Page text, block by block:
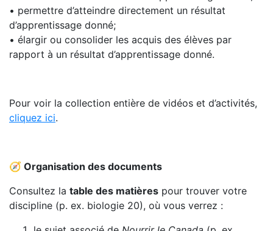
• permettre d’atteindre directement un résultat
d’apprentissage donné;
• élargir ou consolider les acquis des élèves par
rapport à un résultat d’apprentissage donné.
Pour voir la collection entière de vidéos et d’activités,
cliquez ici.
🧭 Organisation des documents
Consultez la table des matières pour trouver votre
discipline (p. ex. biologie 20), où vous verrez :